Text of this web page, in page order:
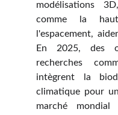
modélisations
comme la
l'espacement,
En 2025, des
recherches
intègrent la
climatique pour
marché mondial